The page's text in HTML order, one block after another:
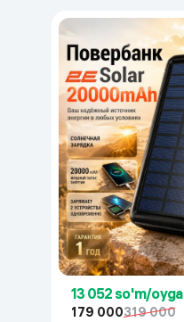
13 052 so'm/oyga
179 000319 000